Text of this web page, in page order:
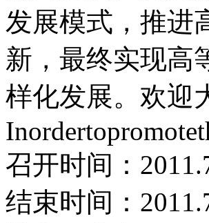
发展模式，推进
新，最终实现高
样化发展。欢迎
召开时间：
结束时间：